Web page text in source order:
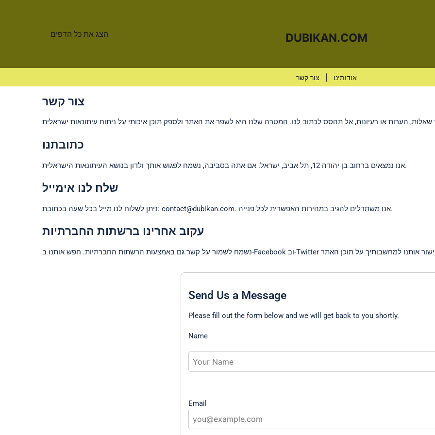
הצג את כל הדפים DUBIKAN.COM
צור קשר אודותינו
Skip to contentצור קשר
כתובתנו
אנו נמצאים ברחוב בן יהודה 12, תל אביב, ישראל. אם אתה בסביבה, נשמח לפגוש אותך ולדון בנושא העיתונאות הישראלית.
שלח לנו אימייל
ניתן לשלוח לנו מייל בכל שעה בכתובת: contact@dubikan.com . אנו משתדלים להגיב במהירות האפשרית לכל פנייה.
עקוב אחרינו ברשתות החברתיות
Send Us a Message
Please fill out the form below and we will get back to you shortly.
Name
Email